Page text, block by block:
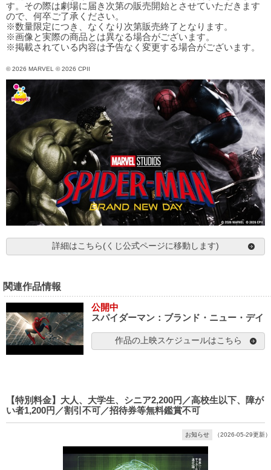
す。その際は劇場に届き次第の販売開始とさせていただきます
ので、何卒ご了承ください。
※数量限定につき、なくなり次第販売終了となります。
※画像と実際の商品とは異なる場合がございます。
※掲載されている内容は予告なく変更する場合がございます。
© 2026 MARVEL © 2026 CPII
詳細はこちら(くじ公式ページに移動します)
関連作品情報
公開中
スパイダーマン：ブランド・ニュー・デイ
作品の上映スケジュールはこちら
【特別料金】大人、大学生、シニア2,200円／高校生以下、障が
い者1,200円／割引不可／招待券等無料鑑賞不可
お知らせ （2026-05-29更新）